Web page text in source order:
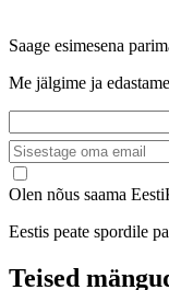
Saage esimesena
Me jälgime ja
Olen nõus saama
Eestis peate spordile
Teised